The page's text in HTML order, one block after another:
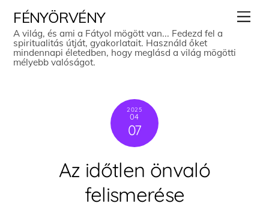
content
FÉNYÖRVÉNY
A világ, és ami a Fátyol mögött van... Fedezd fel a
spiritualitás útját, gyakorlatait. Használd őket
mindennapi életedben, hogy meglásd a világ mögötti
mélyebb valóságot.
2025
04
07
Az időtlen önvaló
felismerése